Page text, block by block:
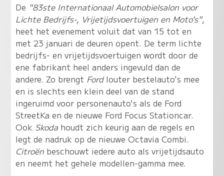
De "83ste Internationaal Automobielsalon voor
Lichte Bedrijfs-, Vrijetijdsvoertuigen en Moto's",
heet het evenement voluit dat van 15 tot en
met 23 januari de deuren opent. De term lichte
bedrijfs- en vrijetijdsvoertuigen wordt door de
ene fabrikant heel anders ingevuld dan de
andere. Zo brengt Fordlouter bestelauto's mee
en is slechts een klein deel van de stand
ingeruimd voor personenauto's als de Ford
StreetKa en de nieuwe Ford Focus Stationcar.
Ook Skodahoudt zich keurig aan de regels en
legt de nadruk op de nieuwe Octavia Combi.
Citroënbeschouwt iedere auto als vrijetijdsauto
en neemt het gehele modellen-gamma mee.